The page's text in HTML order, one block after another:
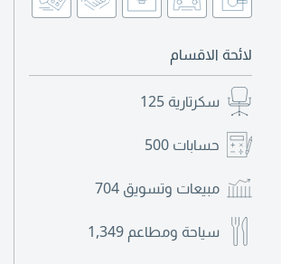
لائحة الاقسام
سكرتارية 125
حسابات 500
مبيعات وتسويق 704
سياحة ومطاعم 1,349